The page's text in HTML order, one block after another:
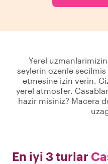
Yerel
seylerin ozenle
etmesine izin verin.
yerel atmosfer.
hazir misiniz? Macera
En iyi 3 turlar